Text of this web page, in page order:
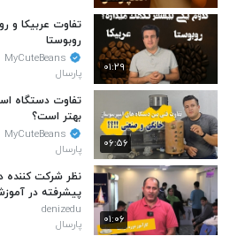
۰۱:۲۹
تفاوت عربیکا و
روبوستا
MyCuteBeans
پارسال
۰۶:۵۶
تفاوت دستگاه
بهتر است؟
MyCuteBeans
پارسال
۰۱:۰۶
نظر شرکت کننده
پیشرفته در
denizedu
پارسال